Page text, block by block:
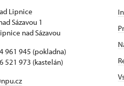
Lipnice
Sázavou 1
nad Sázavou
961 945 (pokladna)
521 973 (kastelán)